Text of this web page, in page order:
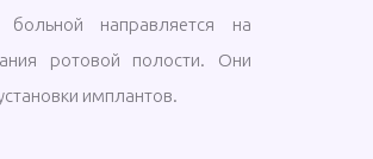
направляется на
ротовой полости. Они
имплантов.